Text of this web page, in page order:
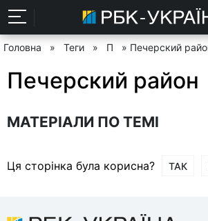
Головна » Теги » П » Печерский
Печерский район
МАТЕРІАЛИ ПО ТЕМІ
Ця сторінка була корисна? ТАК